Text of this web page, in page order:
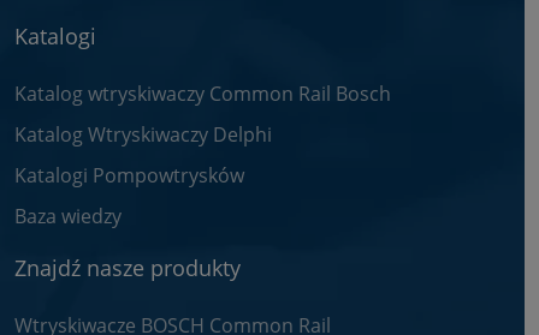
Katalogi
Katalog wtryskiwaczy Common Rail Bosch
Katalog Wtryskiwaczy Delphi
Katalogi Pompowtrysków
Baza wiedzy
Znajdź nasze produkty
Wtryskiwacze BOSCH Common Rail